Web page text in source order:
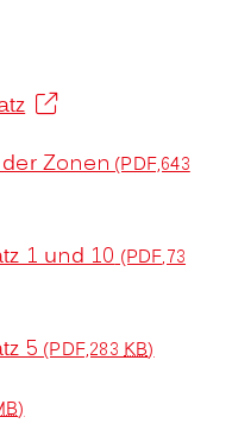
Zonen(PDF,643
1 und 10(PDF,73
5(PDF,283KB)
)